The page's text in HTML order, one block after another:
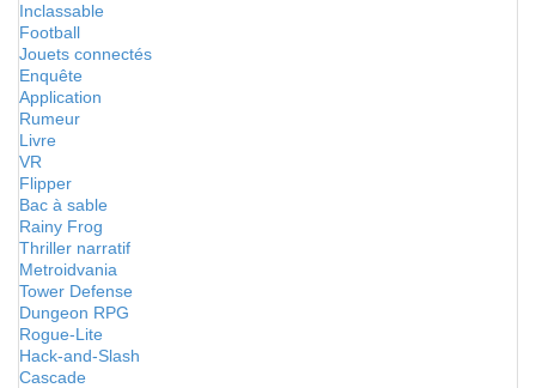
Inclassable
Football
Jouets connectés
Enquête
Application
Rumeur
Livre
VR
Flipper
Bac à sable
Rainy Frog
Thriller narratif
Metroidvania
Tower Defense
Dungeon RPG
Rogue-Lite
Hack-and-Slash
Cascade